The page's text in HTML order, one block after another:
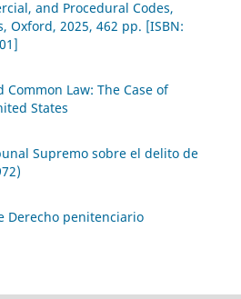
and Procedural Codes,
Oxford, 2025, 462 pp. [ISBN:
Common Law: The Case of
States
Supremo sobre el delito de
Derecho penitenciario